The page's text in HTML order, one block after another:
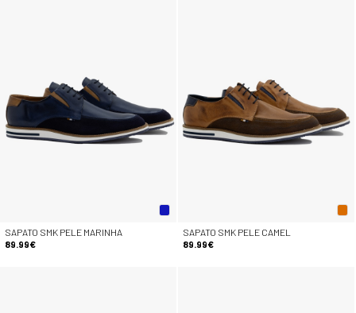
SAPATO SMK PELE MARINHA
89.99€
SAPATO SMK PELE CAMEL
89.99€